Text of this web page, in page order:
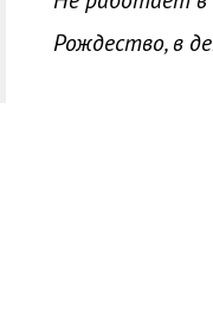
Рождество, в